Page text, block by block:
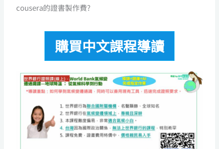
cousera的證書製作費?
購買中文課程導讀